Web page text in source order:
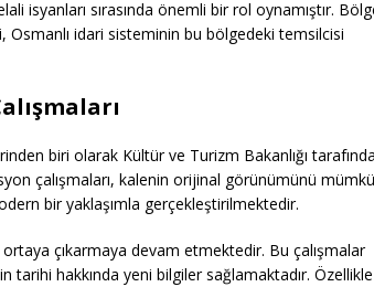
isyanları sırasında önemli bir rol oynamıştır.
idari sisteminin bu bölgedeki temsilcisi
biri olarak Kültür ve Turizm Bakanlığı
çalışmaları, kalenin orijinal görünümünü
bir yaklaşımla gerçekleştirilmektedir.
çıkarmaya devam etmektedir. Bu çalışmalar
tarihi hakkında yeni bilgiler sağlamaktadır.